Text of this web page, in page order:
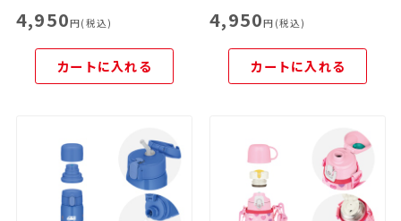
4,950円(税込)
カートに入れる
4,950円(税込)
カートに入れる